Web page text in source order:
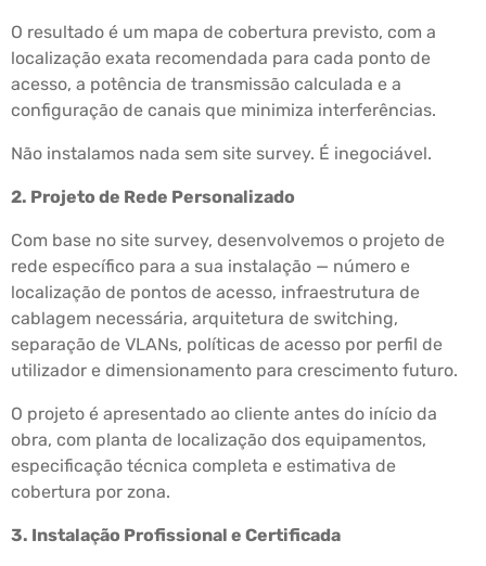
O resultado é um mapa de cobertura previsto, com a
localização exata recomendada para cada ponto de
acesso, a potência de transmissão calculada e a
configuração de canais que minimiza interferências.
Não instalamos nada sem site survey. É inegociável.
2. Projeto de Rede Personalizado
Com base no site survey, desenvolvemos o projeto de
rede específico para a sua instalação — número e
localização de pontos de acesso, infraestrutura de
cablagem necessária, arquitetura de switching,
separação de VLANs, políticas de acesso por perfil de
utilizador e dimensionamento para crescimento futuro.
O projeto é apresentado ao cliente antes do início da
obra, com planta de localização dos equipamentos,
especificação técnica completa e estimativa de
cobertura por zona.
3. Instalação Profissional e Certificada